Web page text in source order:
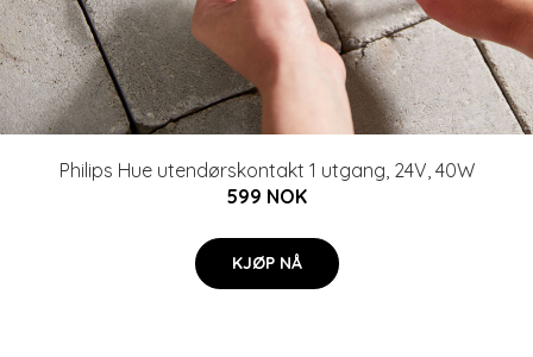
Philips Hue utendørskontakt 1 utgang, 24V, 40W
599 NOK
KJØP NÅ